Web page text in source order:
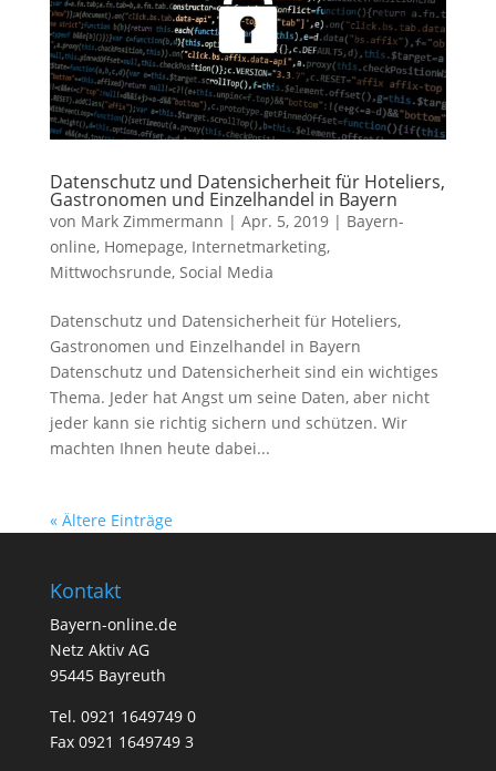
Datenschutz und Datensicherheit für Hoteliers,
Gastronomen und Einzelhandel in Bayern
von Mark Zimmermann | Apr. 5, 2019| Bayern-
online, Homepage, Internetmarketing,
Mittwochsrunde, Social Media
Datenschutz und Datensicherheit für Hoteliers,
Gastronomen und Einzelhandel in Bayern
Datenschutz und Datensicherheit sind ein wichtiges
Thema. Jeder hat Angst um seine Daten, aber nicht
jeder kann sie richtig sichern und schützen. Wir
machten Ihnen heute dabei...
« Ältere Einträge
Kontakt
Bayern-online.de
Netz Aktiv AG
95445 Bayreuth
Tel. 0921 1649749 0
Fax 0921 1649749 3